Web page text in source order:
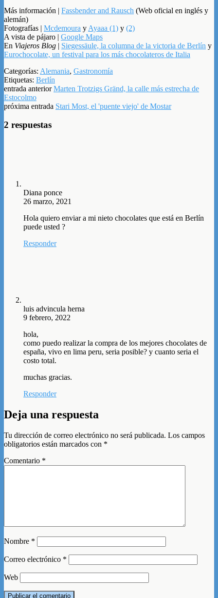
Más información | Fassbender and Rausch (Web oficial en inglés y
alemán)
Fotografías | Mcdemoura y Ayaaa (1) y (2)
A vista de pájaro | Google Maps
En Viajeros Blog | Siegessäule, la columna de la victoria de Berlín y
Eurochocolate, un festival para los más chocolateros de Italia
Categorías: Alemania, Gastronomía
Etiquetas: Berlín
entrada anteriorMarten Trotzigs Gränd, la calle más estrecha de
Estocolmo
próxima entrada Stari Most, el 'puente viejo' de Mostar
2 respuestas
Diana ponce
26 marzo, 2021
Hola quiero enviar a mi nieto chocolates que está en Berlín
puede usted ?
Responder
luis advincula herna
9 febrero, 2022
hola,
como puedo realizar la compra de los mejores chocolates de
españa, vivo en lima peru, seria posible? y cuanto seria el
costo total.
muchas gracias.
Responder
Deja una respuesta
Tu dirección de correo electrónico no será publicada. Los campos
obligatorios están marcados con *
Comentario *
Nombre *
Correo electrónico *
Web